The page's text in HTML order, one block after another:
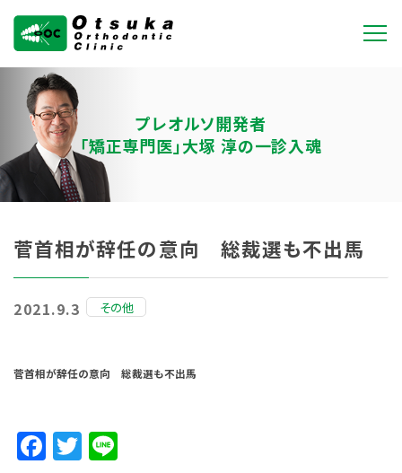
大塚矯正歯科クリニ
ック
プレオルソ開発者
「矯正専門医」大塚 淳の一診入魂
菅首相が辞任の意向 総裁選も不出馬
2021.9.3 その他
菅首相が辞任の意向 総裁選も不出馬
Facebook
Twitter